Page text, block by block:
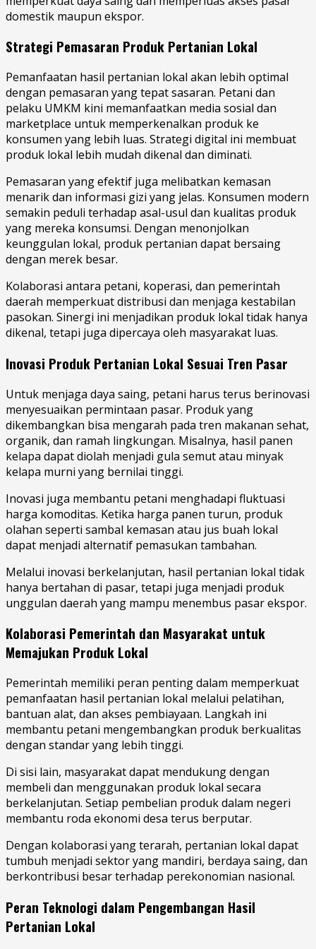
domestik maupun ekspor.
Strategi Pemasaran Produk Pertanian Lokal
Pemanfaatan hasil pertanian lokal akan lebih optimal
dengan pemasaran yang tepat sasaran. Petani dan
pelaku UMKM kini memanfaatkan media sosial dan
marketplace untuk memperkenalkan produk ke
konsumen yang lebih luas. Strategi digital ini membuat
produk lokal lebih mudah dikenal dan diminati.
Pemasaran yang efektif juga melibatkan kemasan
menarik dan informasi gizi yang jelas. Konsumen modern
semakin peduli terhadap asal-usul dan kualitas produk
yang mereka konsumsi. Dengan menonjolkan
keunggulan lokal, produk pertanian dapat bersaing
dengan merek besar.
Kolaborasi antara petani, koperasi, dan pemerintah
daerah memperkuat distribusi dan menjaga kestabilan
pasokan. Sinergi ini menjadikan produk lokal tidak hanya
dikenal, tetapi juga dipercaya oleh masyarakat luas.
Inovasi Produk Pertanian Lokal Sesuai Tren Pasar
Untuk menjaga daya saing, petani harus terus berinovasi
menyesuaikan permintaan pasar. Produk yang
dikembangkan bisa mengarah pada tren makanan sehat,
organik, dan ramah lingkungan. Misalnya, hasil panen
kelapa dapat diolah menjadi gula semut atau minyak
kelapa murni yang bernilai tinggi.
Inovasi juga membantu petani menghadapi fluktuasi
harga komoditas. Ketika harga panen turun, produk
olahan seperti sambal kemasan atau jus buah lokal
dapat menjadi alternatif pemasukan tambahan.
Melalui inovasi berkelanjutan, hasil pertanian lokal tidak
hanya bertahan di pasar, tetapi juga menjadi produk
unggulan daerah yang mampu menembus pasar ekspor.
Kolaborasi Pemerintah dan Masyarakat untuk
Memajukan Produk Lokal
Pemerintah memiliki peran penting dalam memperkuat
pemanfaatan hasil pertanian lokal melalui pelatihan,
bantuan alat, dan akses pembiayaan. Langkah ini
membantu petani mengembangkan produk berkualitas
dengan standar yang lebih tinggi.
Di sisi lain, masyarakat dapat mendukung dengan
membeli dan menggunakan produk lokal secara
berkelanjutan. Setiap pembelian produk dalam negeri
membantu roda ekonomi desa terus berputar.
Dengan kolaborasi yang terarah, pertanian lokal dapat
tumbuh menjadi sektor yang mandiri, berdaya saing, dan
berkontribusi besar terhadap perekonomian nasional.
Peran Teknologi dalam Pengembangan Hasil
Pertanian Lokal